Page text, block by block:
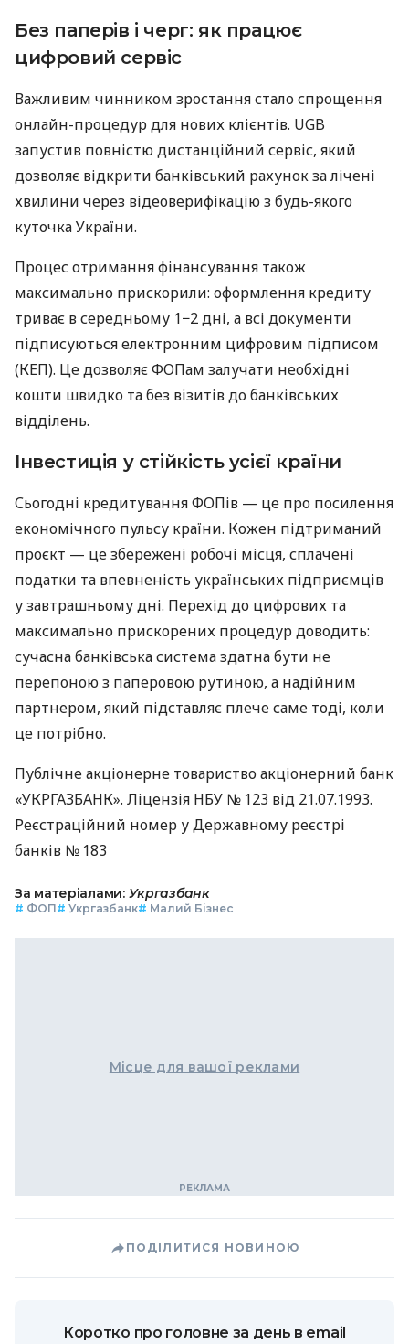
Без паперів і черг: як працює
цифровий сервіс
Важливим чинником зростання стало спрощення
онлайн-процедур для нових клієнтів. UGB
запустив повністю дистанційний сервіс, який
дозволяє відкрити банківський рахунок за лічені
хвилини через відеоверифікацію з будь-якого
куточка України.
Процес отримання фінансування також
максимально прискорили: оформлення кредиту
триває в середньому 1−2 дні, а всі документи
підписуються електронним цифровим підписом
(КЕП). Це дозволяє ФОПам залучати необхідні
кошти швидко та без візитів до банківських
відділень.
Інвестиція у стійкість усієї країни
Сьогодні кредитування ФОПів — це про посилення
економічного пульсу країни. Кожен підтриманий
проєкт — це збережені робочі місця, сплачені
податки та впевненість українських підприємців
у завтрашньому дні. Перехід до цифрових та
максимально прискорених процедур доводить:
сучасна банківська система здатна бути не
перепоною з паперовою рутиною, а надійним
партнером, який підставляє плече саме тоді, коли
це потрібно.
Публічне акціонерне товариство акціонерний банк
«УКРГАЗБАНК». Ліцензія НБУ № 123 від 21.07.1993.
Реєстраційний номер у Державному реєстрі
банків № 183
За матеріалами: Укргазбанк
# ФОП# Укргазбанк# Малий Бізнес
Місце для вашої реклами
ПОДІЛИТИСЯ НОВИНОЮ
Коротко про головне за день в email